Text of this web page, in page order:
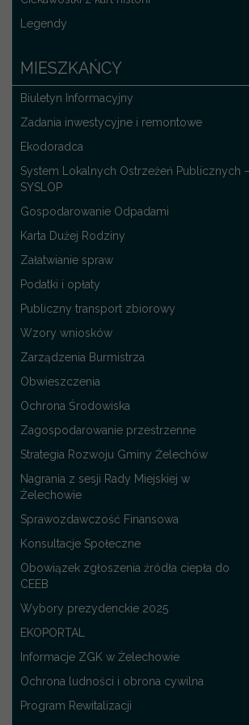
Legendy
MIESZKAŃCY
Biuletyn Informacyjny
Zadania inwestycyjne i remontowe
Ekodoradca
System Lokalnych Ostrzeżeń Publicznych –
SYSLOP
Gospodarowanie Odpadami
Karta Dużej Rodziny
Załatwianie spraw
Podatki i opłaty
Publiczny transport zbiorowy
Wzory wniosków
Zarządzenia Burmistrza
Obwieszczenia
Ochrona Środowiska
Zagospodarowanie przestrzenne
Strategia Rozwoju Gminy Żelechów
Nagrania z sesji Rady Miejskiej w
Żelechowie
Sprawozdawczość Finansowa
Konsultacje Społeczne
Obowiązek zgłoszenia źródła ciepła do
CEEB
Wybory prezydenckie 2025
EKOPORTAL
Informacje ZGK w Żelechowie
Ochrona ludności i obrona cywilna
Program Rewitalizacji